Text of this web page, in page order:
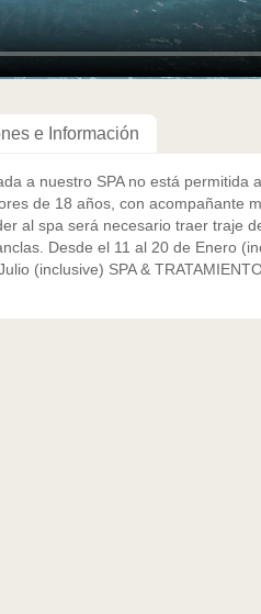
e Información
a nuestro SPA no está permitida
de 18 años, con acompañante
al spa será necesario traer traje
Desde el 11 al 20 de Enero
(inclusive) SPA &